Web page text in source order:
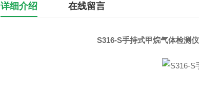
详细介绍 在线留言
S316-S手持式甲烷气体检测仪